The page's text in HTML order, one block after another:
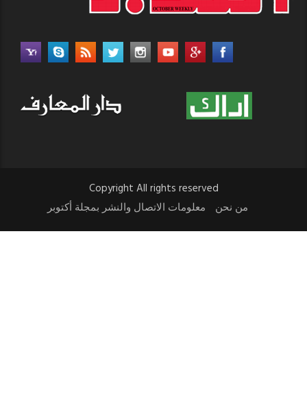
Copyright All rights reserved
من نحن
معلومات الاتصال والنشر بمجلة أكتوبر